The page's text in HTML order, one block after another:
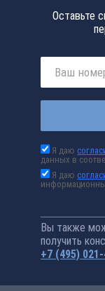
Оставьте
Я даю
данных в
Я даю
Вы также
получить
+7 (495)